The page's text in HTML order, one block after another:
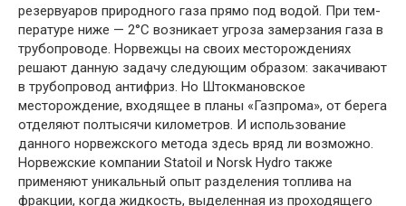
резервуа­ров природного газа прямо под водой. При тем­
пературе ниже — 2°С возникает угроза замерза­ния газа в
трубопроводе. Норвежцы на своих месторождениях
решают данную задачу следую­щим образом: закачивают
в трубопровод анти­фриз. Но Штокмановское
месторождение, вхо­дящее в планы «Газпрома», от берега
отделяют полтысячи километров. И использование
данно­го норвежского метода здесь вряд ли возможно.
Норвежские компании Statoil и Norsk Hydro также
применяют уникальный опыт разделения топлива на
фракции, когда жидкость, выделен­ная из проходящего